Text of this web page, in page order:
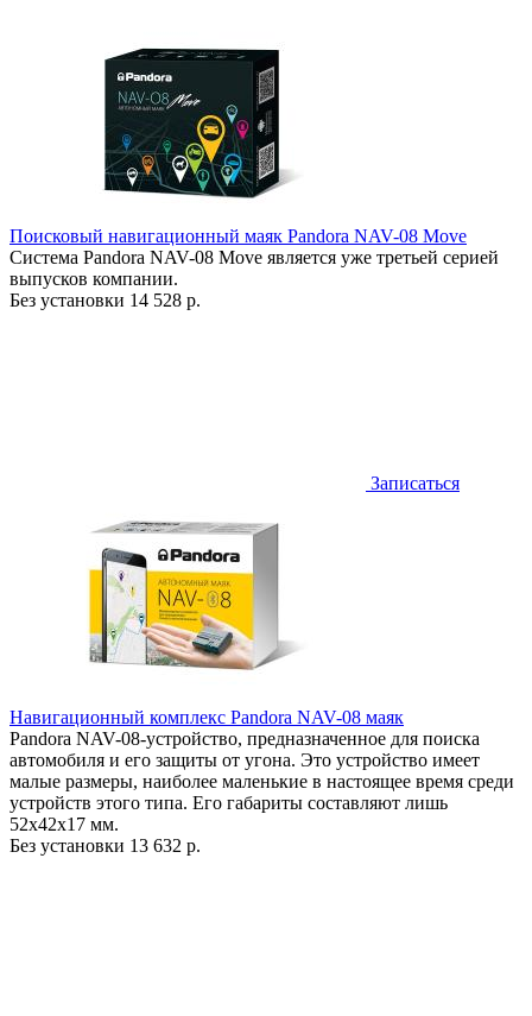
Поисковый навигационный маяк Pandora NAV-08 Move
Система Pandora NAV-08 Move является уже третьей серией
выпусков компании.
Без установки 14 528 р.
Записаться
Навигационный комплекс Pandora NAV-08 маяк
Pandora NAV-08-устройство, предназначенное для поиска
автомобиля и его защиты от угона. Это устройство имеет
малые размеры, наиболее маленькие в настоящее время среди
устройств этого типа. Его габариты составляют лишь
52х42х17 мм.
Без установки 13 632 р.